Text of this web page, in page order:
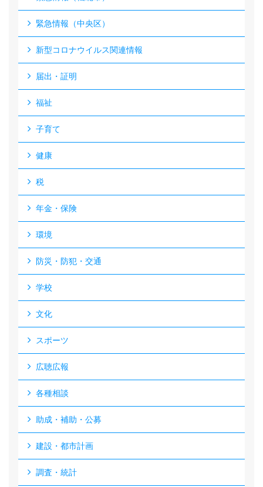
緊急情報（中央区）
新型コロナウイルス関連情報
届出・証明
福祉
子育て
健康
税
年金・保険
環境
防災・防犯・交通
学校
文化
スポーツ
広聴広報
各種相談
助成・補助・公募
建設・都市計画
調査・統計